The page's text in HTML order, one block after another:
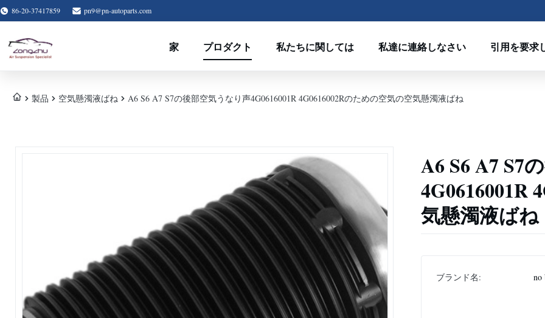
86-20-37417859 pn9@pn-autoparts.com
家 プロダクト 私たちに関しては 私達に連絡しなさい 引用を要求
製品 空気懸濁液ばね A6 S6 A7 S7の後部空気うなり声4G0616001R 4G0616002Rのための空気の空気懸濁液ばね
A6 S6 A7 S7
4G0616001R
気懸濁液ばね
ブランド名: no